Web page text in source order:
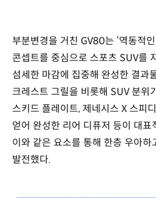
부분변경을 거친 GV80는 ‘역동적
콘셉트를 중심으로 스포츠 SUV를
섬세한 마감에 집중해 완성한 결과
크레스트 그릴을 비롯해 SUV 분위
스키드 플레이트, 제네시스 X 스피
얻어 완성한 리어 디퓨저 등이 대
이와 같은 요소를 통해 한층 우아하
발전했다.